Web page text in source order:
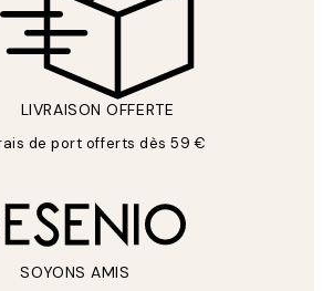
LIVRAISON OFFERTE
de port offerts dès 59 €
SOYONS AMIS